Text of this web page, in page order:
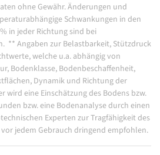
ohne Gewähr. Änderungen und
Schwankungen in den
in jeder Richtung sind bei
** Angaben zur Belastbarkeit, Stützdruck
welche u.a. abhängig von
Bodenklasse, Bodenbeschaffenheit,
Dynamik und Richtung der
wird eine Einschätzung des Bodens bzw.
bzw. eine Bodenanalyse durch einen
Experten zur Tragfähigkeit des
jedem Gebrauch dringend empfohlen.